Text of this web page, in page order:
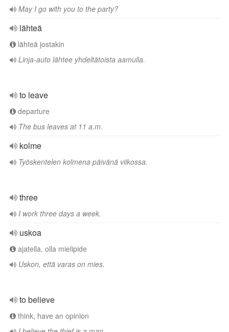
May I go with you to the party?
lähteä
lähteä jostakin
Linja-auto lähtee yhdeltätoista aamulla.
to leave
departure
The bus leaves at 11 a.m.
kolme
Työskentelen kolmena päivänä viikossa.
three
I work three days a week.
uskoa
ajatella, olla mielipide
Uskon, että varas on mies.
to believe
think, have an opinion